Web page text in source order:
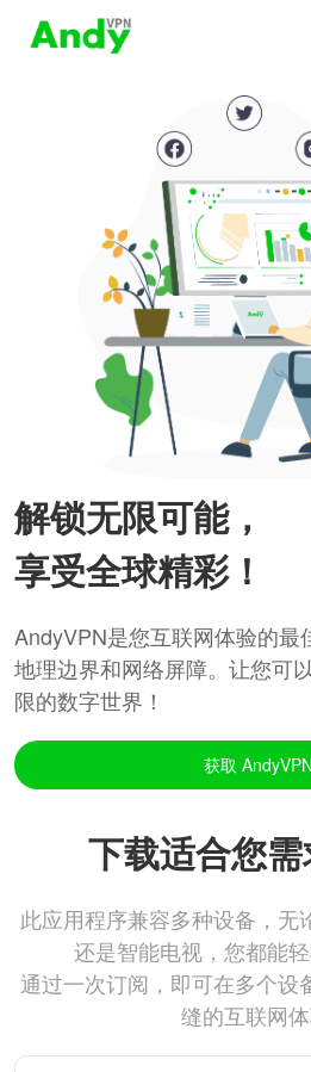
解锁无限可能，
享受全球精彩！
AndyVPN是您互联网体验的最
地理边界和网络屏障。让您可
限的数字世界！
获取 AndyVPN
下载适合您
此应用程序兼容多种设备，无
还是智能电视，您都能轻
通过一次订阅，即可在多个设
缝的互联网体